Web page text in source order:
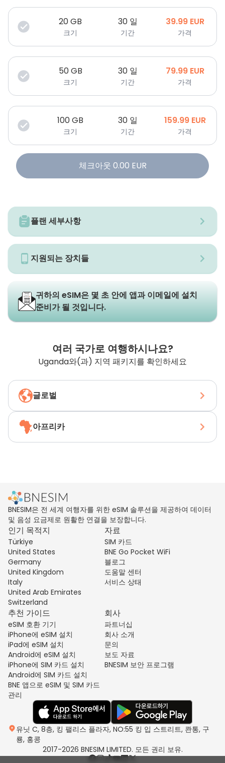
20GB
크기
30 일
기간
39.99 EUR
가격
50GB
크기
30 일
기간
79.99 EUR
가격
100GB
크기
30 일
기간
159.99 EUR
가격
체크아웃 0.00 EUR
플랜 세부사항
지원되는 장치들
귀하의 eSIM은 몇 초 안에 앱과 이메일에 설치
준비가 될 것입니다.
여러 국가로 여행하시나요?
Uganda와(과) 지역 패키지를 확인하세요
글로벌
아프리카
BNESIM은 전 세계 여행자를 위한 eSIM 솔루션을 제공하여 데이터
및 음성 요금제로 원활한 연결을 보장합니다.
인기 목적지
Türkiye
United States
Germany
United Kingdom
Italy
United Arab Emirates
Switzerland
자료
SIM 카드
BNE Go Pocket WiFi
블로그
도움말 센터
서비스 상태
추천 가이드
eSIM 호환 기기
iPhone에 eSIM 설치
iPad에 eSIM 설치
Android에 eSIM 설치
iPhone에 SIM 카드 설치
Android에 SIM 카드 설치
BNE 앱으로 eSIM 및 SIM 카드
관리
회사
파트너십
회사 소개
문의
보도 자료
BNESIM 보안 프로그램
유닛 C, 8층, 킹 팰리스 플라자, NO:55 킹 입 스트리트, 콴통, 구
룡, 홍콩
2017-2026 BNESIM LIMITED. 모든 권리 보유.